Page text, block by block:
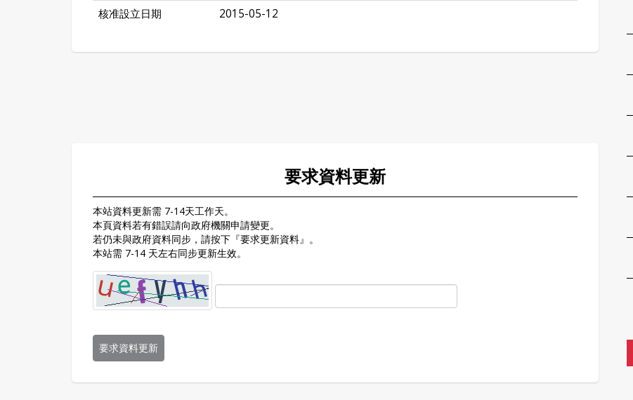
核准設立日期
2015-05-12
要求資料更新
本站資料更新需 7-14天工作天。
本頁資料若有錯誤請向政府機關申請變更。
若仍未與政府資料同步，請按下『要求更新資料』。
本站需 7-14 天左右同步更新生效。
要求資料更新